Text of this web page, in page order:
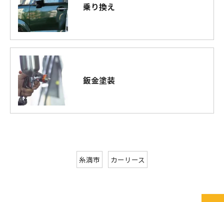
乗り換え
鈑金塗装
糸満市 カーリース